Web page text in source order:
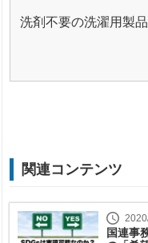
洗剤不要の洗濯用製
関連コンテンツ
国連事